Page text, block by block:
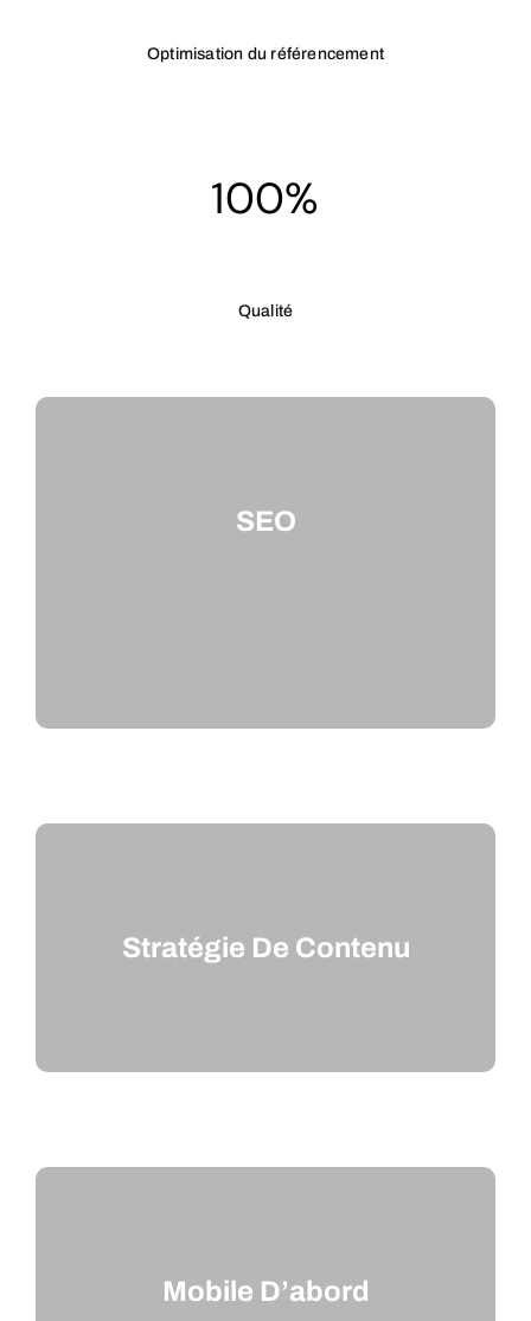
Optimisation du référencement
100%
Qualité
SEO
Stratégie De Contenu
Mobile D’abord